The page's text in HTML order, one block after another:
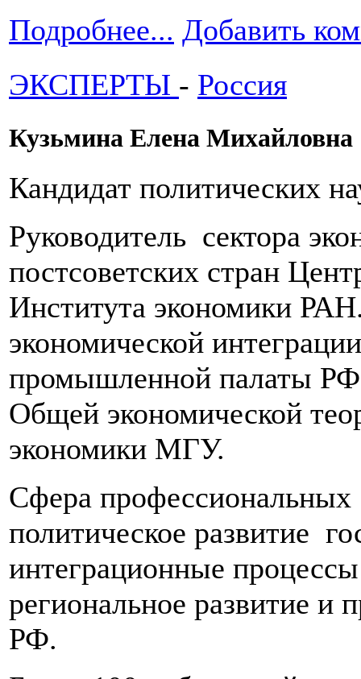
Подробнее... Добавить
ЭКСПЕРТЫ - Россия
Кузьмина Елена Михайловна
Кандидат политических
Руководитель сектора
постсоветских стран
Института экономики
экономической
промышленной палаты
Общей экономической
экономики МГУ.
Cфера
политическое развитие
интеграционные
региональное развитие и
РФ.